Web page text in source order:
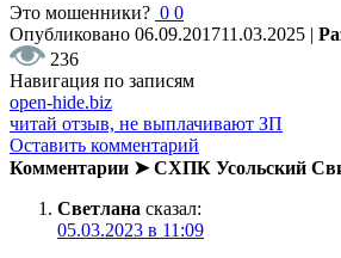
Это мошенники? 0 0
Опубликовано 06.09.201711.03.2025 |
236
Навигация по записям
open-hide.biz
читай отзыв, не выплачивают ЗП
Оставить комментарий
Комментарии ➤ СХПК Усольский
Светлана сказал:
05.03.2023 в 11:09